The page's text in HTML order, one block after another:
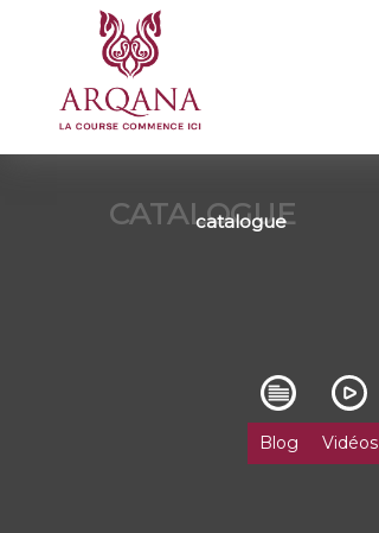
CATALOGUE
catalogue
Blog Vidéos